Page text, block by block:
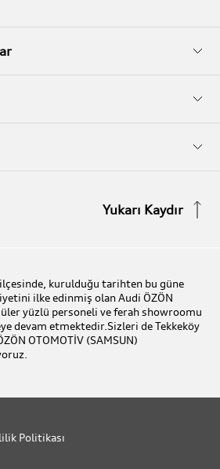
Yukarı Kaydır
kurulduğu tarihten bu güne
ilke edinmiş olan Audi ÖZÖN
yüzlü personeli ve ferah showroomu
devam etmektedir.Sizleri de Tekkeköy
OTOMOTİV (SAMSUN)
Politikası